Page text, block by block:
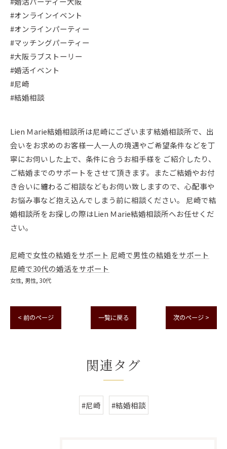
#オンラインイベント
#オンラインパーティー
#マッチングパーティー
#大阪ラブストーリー
#婚活イベント
#尼崎
#結婚相談
Lien Ｍarie結婚相談所は尼崎にございます結婚相談所で、出
会いをお求めのお客様一人一人の境遇やご希望条件などを丁
寧にお伺いした上で、条件に合うお相手様を ご紹介したり、
ご結婚までのサポートをさせて頂きます。またご結婚やお付
き合いに纏わるご相談などもお伺い致しますので、心配事や
お悩み事など抱え込んでしまう前に相談ください。 尼崎で結
婚相談所をお探しの際はLien Ｍarie結婚相談所へお任せくだ
さい。
尼崎で女性の結婚をサポート 尼崎で男性の結婚をサポート
尼崎で30代の婚活をサポート
女性 男性 30代
< 前のページ 一覧に戻る 次のページ >
関連タグ
#尼崎 #結婚相談